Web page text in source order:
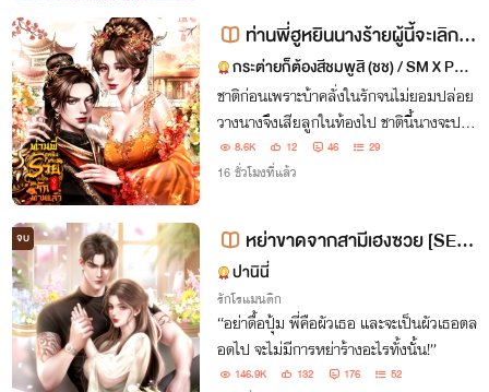
ไว้เพียงลำพัง
ท่านพี่ฮูหยินนางร้ายผู้นี้จะเลิกรั
กท่านแล้ว
กระต่ายก็ต้องสีชมพูสิ (ชช) / SM X PD
(ชญ)
ชาติก่อนเพราะบ้าคลั่งในรักจนไม่ยอมปล่อย
วางนางจึงเสียลูกในท้องไป ชาตินี้นางจะปล่
อยวางทุกสิ่งเพื่อรักษาลูกในท้องเอาไว้ มู่หล
งอวี้ฮูหยินนางร้ายผู้นี้จะไม่ขอรักท่านอีกแล้ว
8.6K 12 46 29
16 ชั่วโมงที่แล้ว
จบ
หย่าขาดจากสามีเฮงซวย [SET
หย่าขาด]
ปานินี่
รักโรแมนติก
“อย่าดื้อปุ้ม พี่คือผัวเธอ และจะเป็นผัวเธอตล
อดไป จะไม่มีการหย่าร้างอะไรทั้งนั้น!”
146.9K 132 176 52